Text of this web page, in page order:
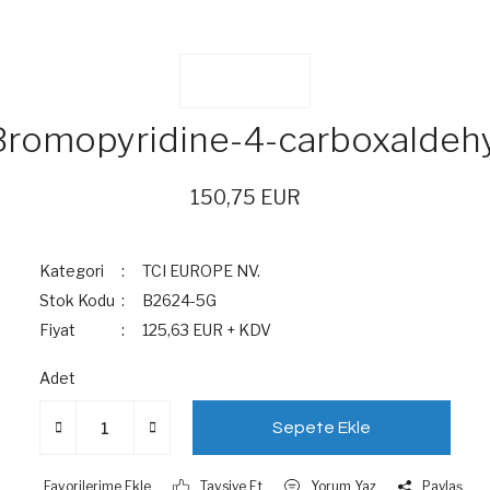
4-
150,75 EUR
Kategori
TCI EUROPE NV.
Stok Kodu
B2624-5G
Fiyat
125,63 EUR + KDV
Adet
Sepete Ekle
Tavsiye Et Yorum Yaz Paylaş